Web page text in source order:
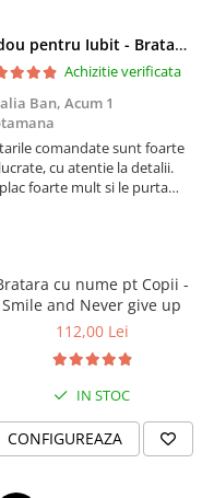
brățării pentru a se
tău.
speciale.
Cadou pentru Iubit - Bratara din Piele si Argint - mesaj Cu tine
Achizitie verificata
Ban, Acum 1
comandate sunt foarte
cu atentie la detalii.
foarte mult si le purtam
cu nume pt Copii -
Smile and Never give up
112,00 Lei
IN STOC
CONFIGUREAZA